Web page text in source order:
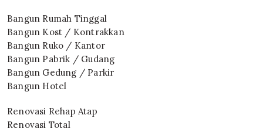
Bangun Rumah Tinggal
Bangun Kost / Kontrakkan
Bangun Ruko / Kantor
Bangun Pabrik / Gudang
Bangun Gedung / Parkir
Bangun Hotel
Renovasi Rehap Atap
Renovasi Total